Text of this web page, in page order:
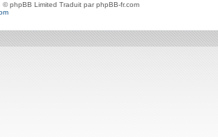
phpBB Limited Traduit par phpBB-fr.com